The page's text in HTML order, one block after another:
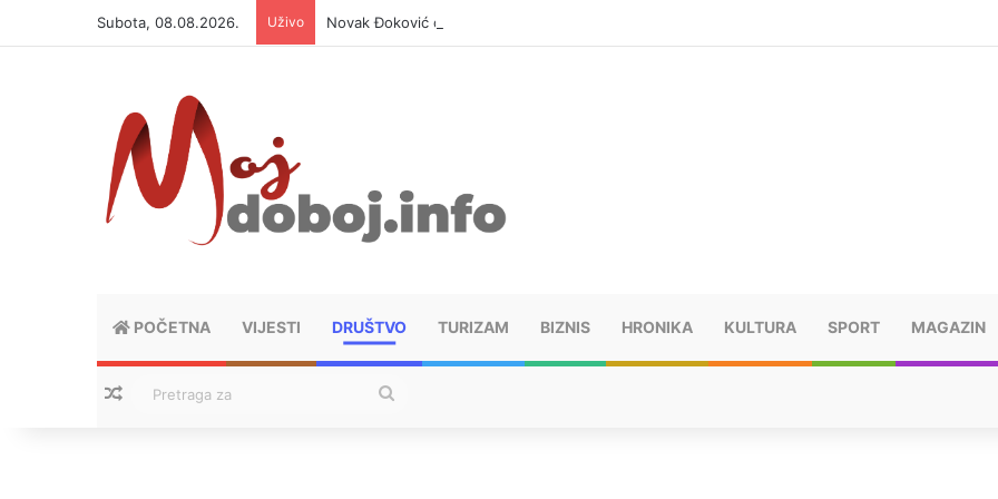
Subota, 08.08.2026. Uživo Novak Đoković otvorio dušu: “Taj poraz me uništio”
POČETNA VIJESTI DRUŠTVO TURIZAM BIZNIS HRONIKA KULTURA SPORT MAGAZIN
Nasumični tekstovi